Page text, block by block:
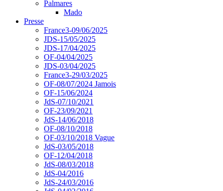
Palmares
Mado
Presse
France3-09/06/2025
JDS-15/05/2025
JDS-17/04/2025
OF-04/04/2025
JDS-03/04/2025
France3-29/03/2025
OF-08/07/2024 Jamois
OF-15/06/2024
JdS-07/10/2021
OF-23/09/2021
JdS-14/06/2018
OF-08/10/2018
OF-03/10/2018 Vague
JdS-03/05/2018
OF-12/04/2018
JdS-08/03/2018
JdS-04/2016
JdS-24/03/2016